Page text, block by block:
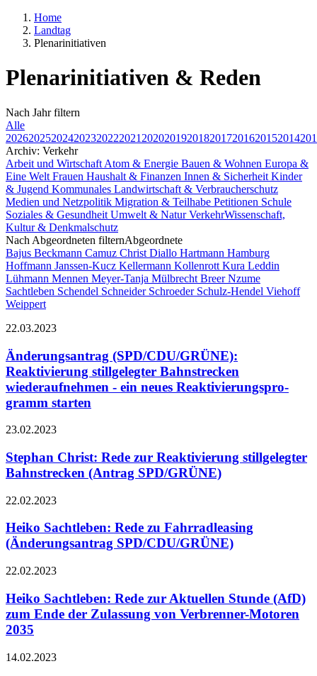
Home
Landtag
Plenarinitiativen
Plenarinitiativen & Reden
Nach Jahrfiltern
Alle
202620252024202320222021 2020201920182017201620152014
Archiv: Verkehr
Arbeit und Wirtschaft Atom & Energie Bauen & Wohnen Europa &
Eine Welt Frauen Haushalt & Finanzen Innen & Sicherheit Kinder
& Jugend Kommunales Landwirtschaft & Verbraucherschutz
Medien und Netzpolitik Migration & Teilhabe Petitionen Schule
Soziales & Gesundheit Umwelt & NaturVerkehrWissenschaft,
Kultur & Denkmalschutz
Nach Abgeordneten filternAbgeordnete
Bajus Beckmann Camuz Christ Diallo Hartmann Hamburg
Hoffmann Janssen-Kucz Kellermann Kollenrott Kura Leddin
Lühmann Mennen Meyer-Tanja Mülbrecht BreerNzume
Sachtleben Schendel Schneider Schroeder Schulz-Hendel Viehoff
Weippert
22.03.2023
Änderungsantrag (SPD/CDU/GRÜNE):
Reaktivierung stillgelegter Bahnstrecken
wiederaufnehmen - ein neues Reaktivierungspro-
gramm starten
23.02.2023
Stephan Christ: Rede zur Reaktivierung stillgelegter
Bahnstrecken (Antrag SPD/GRÜNE)
22.02.2023
Heiko Sachtleben: Rede zu Fahrradleasing
(Änderungsantrag SPD/CDU/GRÜNE)
22.02.2023
Heiko Sachtleben: Rede zur Aktuellen Stunde (AfD)
zum Ende der Zulassung von Verbrenner-Motoren
2035
14.02.2023